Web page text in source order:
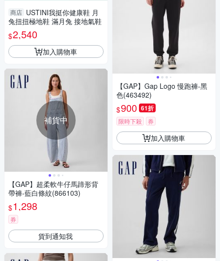
商店 USTINI我挺你健康鞋 月
兔扭扭極地鞋 滿月兔 接地氣鞋
$2,540
加入購物車
補貨中
【GAP】超柔軟牛仔馬蹄形背
帶褲-藍白條紋(866103)
$1,298
券
貨到通知我
【GAP】Gap Logo 慢跑褲-黑
色(463492)
$900 61折
限時下殺 券
加入購物車